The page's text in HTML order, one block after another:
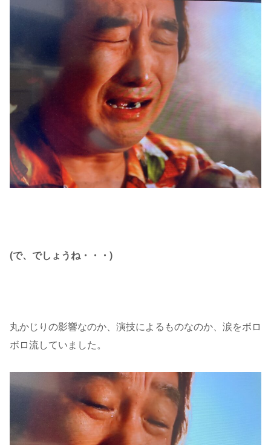
(で、でしょうね・・・)
丸かじりの影響なのか、演技によるものなのか、涙をボロ
ボロ流していました。